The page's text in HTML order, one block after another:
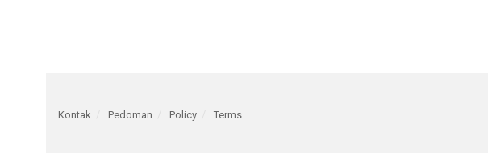
Kontak Pedoman Policy Terms